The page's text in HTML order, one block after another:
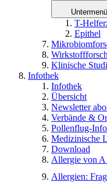
T-
Epithel
Klinische
Infothek
Infothek
Übersicht
Newsletter
Verbände &
Pollenflug-
Medizinische
Download
Allergie von A
Allergien: